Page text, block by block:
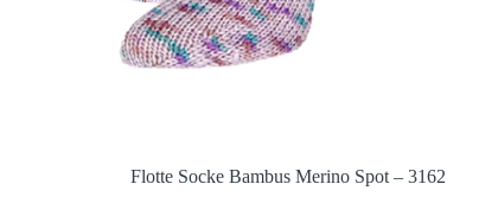
Flotte Socke Bambus Merino Spot – 3162